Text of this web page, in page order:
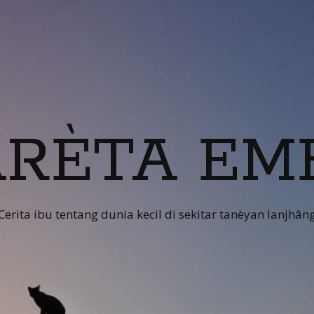
ibu tentang dunia kecil di sekitar tanèyan